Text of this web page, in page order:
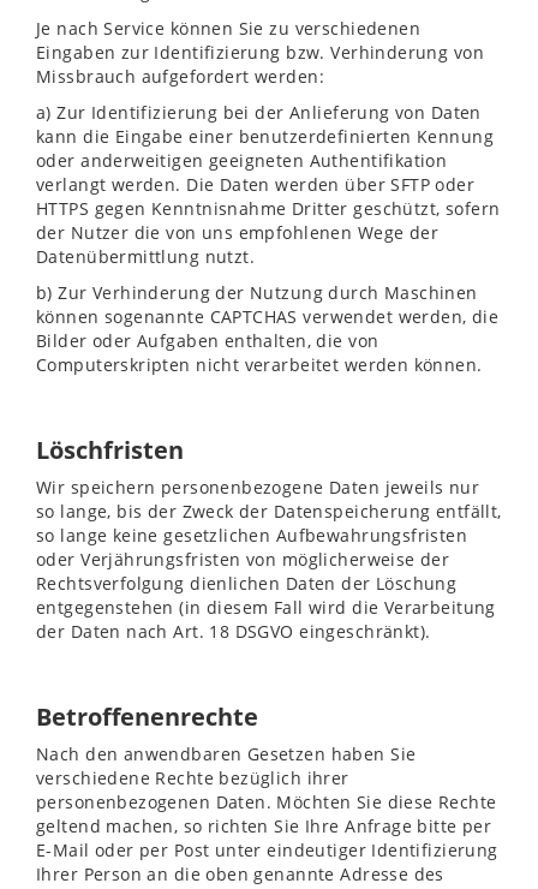
Je nach Service können Sie zu verschiedenen
Eingaben zur Identifizierung bzw. Verhinderung von
Missbrauch aufgefordert werden:
a) Zur Identifizierung bei der Anlieferung von Daten
kann die Eingabe einer benutzerdefinierten Kennung
oder anderweitigen geeigneten Authentifikation
verlangt werden. Die Daten werden über SFTP oder
HTTPS gegen Kenntnisnahme Dritter geschützt, sofern
der Nutzer die von uns empfohlenen Wege der
Datenübermittlung nutzt.
b) Zur Verhinderung der Nutzung durch Maschinen
können sogenannte CAPTCHAS verwendet werden, die
Bilder oder Aufgaben enthalten, die von
Computerskripten nicht verarbeitet werden können.
Löschfristen
Wir speichern personenbezogene Daten jeweils nur
so lange, bis der Zweck der Datenspeicherung entfällt,
so lange keine gesetzlichen Aufbewahrungsfristen
oder Verjährungsfristen von möglicherweise der
Rechtsverfolgung dienlichen Daten der Löschung
entgegenstehen (in diesem Fall wird die Verarbeitung
der Daten nach Art. 18 DSGVO eingeschränkt).
Betroffenenrechte
Nach den anwendbaren Gesetzen haben Sie
verschiedene Rechte bezüglich ihrer
personenbezogenen Daten. Möchten Sie diese Rechte
geltend machen, so richten Sie Ihre Anfrage bitte per
E-Mail oder per Post unter eindeutiger Identifizierung
Ihrer Person an die oben genannte Adresse des